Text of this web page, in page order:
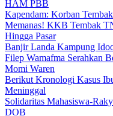
HAM PBB
Kapendam: Korban
Memanas! KKB Tembak
Hingga Pasar
Banjir Landa Kampung
Filep Wamafma Serahkan
Momi Waren
Berikut Kronologi Kasus
Meninggal
Solidaritas Mahasiswa-
DOB